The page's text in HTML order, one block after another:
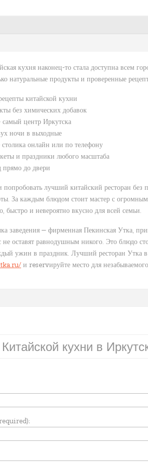
кухня наконец-то стала доступна всем
натуральные продукты и проверенные
китайской кухни
без химических добавок
центр Иркутска
ночи в выходные
онлайн или по телефону
и праздники любого масштаба
прямо до двери
попробовать лучший китайский ресторан
За каждым блюдом стоит мастер с
быстро и невероятно вкусно для всей семьи.
заведения — фирменная Пекинская Утка,
оставят равнодушным никого. Это блюдо
ужин в праздник. Лучший ресторан Утка в
и reservируйте место для
кухни в